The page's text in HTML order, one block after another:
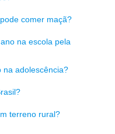
comer maçã?
na escola pela
na adolescência?
terreno rural?